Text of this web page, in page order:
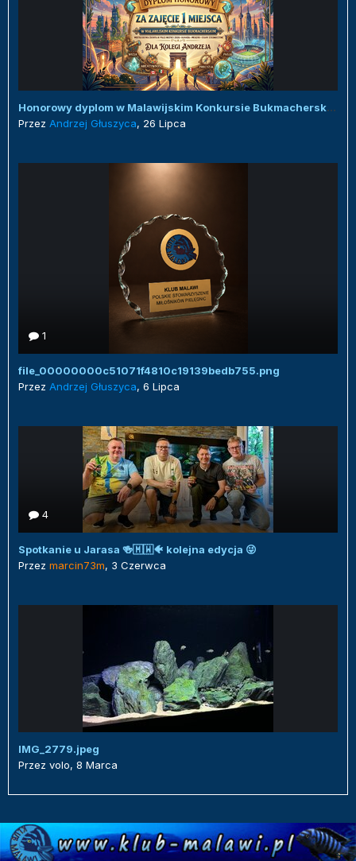
Honorowy dyplom w Malawijskim Konkursie Bukmacherskim :)
Przez Andrzej Głuszyca, 26 Lipca
1
file_00000000c51071f4810c19139bedb755.png
Przez Andrzej Głuszyca, 6 Lipca
4
Spotkanie u Jarasa 🍻🇲🇼🐠 kolejna edycja 😜
Przez marcin73m, 3 Czerwca
IMG_2779.jpeg
Przez volo, 8 Marca